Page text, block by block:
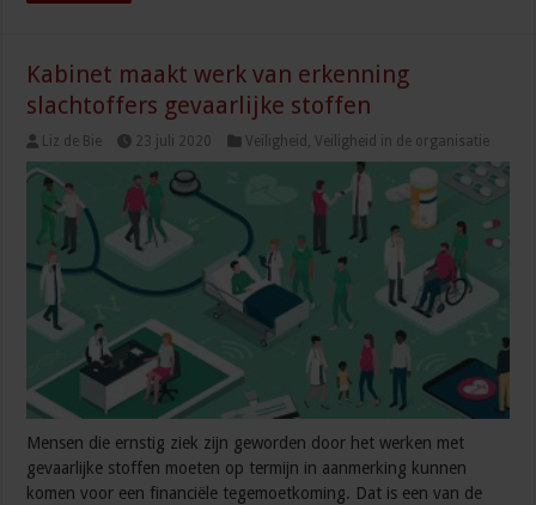
Kabinet maakt werk van erkenning
slachtoffers gevaarlijke stoffen
Liz de Bie 23 juli 2020 Veiligheid ,Veiligheid in de organisatie
Mensen die ernstig ziek zijn geworden door het werken met
gevaarlijke stoffen moeten op termijn in aanmerking kunnen
komen voor een financiële tegemoetkoming. Dat is een van de